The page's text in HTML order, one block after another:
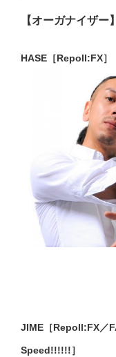
【オーガナイザー】
HASE［Repoll:FX］
JIME［Repoll:FX／
Speed!!!!!!］